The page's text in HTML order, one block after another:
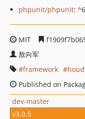
phpunit/phpunit:
MIT
敖向军
framework
Published on
dev-master
v3.0.5